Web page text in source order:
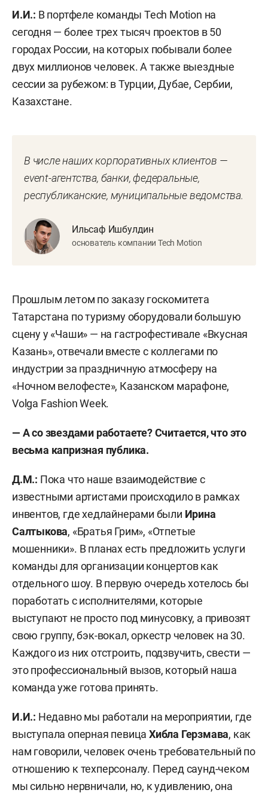
И.И.: В портфеле команды Tech Motion на
сегодня — более трех тысяч проектов в 50
городах России, на которых побывали более
двух миллионов человек. А также выездные
сессии за рубежом: в Турции, Дубае, Сербии,
Казахстане.
В числе наших корпоративных клиентов —
event-агентства, банки, федеральные,
республиканские, муниципальные ведомства.
Ильсаф Ишбулдин
основатель компании Tech Motion
Прошлым летом по заказу госкомитета
Татарстана по туризму оборудовали большую
сцену у «Чаши» — на гастрофестивале «Вкусная
Казань», отвечали вместе с коллегами по
индустрии за праздничную атмосферу на
«Ночном велофесте», Казанском марафоне,
Volga Fashion Week.
— А со звездами работаете? Считается, что это
весьма капризная публика.
Д.М.: Пока что наше взаимодействие с
известными артистами происходило в рамках
инвентов, где хедлайнерами были Ирина
Салтыкова, «Братья Грим», «Отпетые
мошенники». В планах есть предложить услуги
команды для организации концертов как
отдельного шоу. В первую очередь хотелось бы
поработать с исполнителями, которые
выступают не просто под минусовку, а привозят
свою группу, бэк-вокал, оркестр человек на 30.
Каждого из них отстроить, подзвучить, свести —
это профессиональный вызов, который наша
команда уже готова принять.
И.И.: Недавно мы работали на мероприятии, где
выступала оперная певицаХибла Герзмава, как
нам говорили, человек очень требовательный по
отношению к техперсоналу. Перед саунд-чеком
мы сильно нервничали, но, к удивлению, она